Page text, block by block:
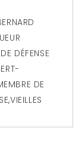
DÉFENSE
DE
,VIEILLES